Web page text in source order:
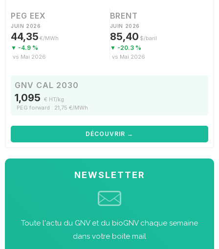
PEG EEX
JUIN 2026
44,35 €/MWh
▼ -4.9 %
vs Mai 2026
BRENT
JUIN 2026
85,40 $/baril
▼ -20.3 %
vs Mai 2026
GNV CAL 2030
1,095 € HT/kg
PEG forward : 21,75 €/MWh
DÉCOUVRIR →
NEWSLETTER
Toute l'actu du GNV et du bioGNV chaque semaine
dans votre boite mail